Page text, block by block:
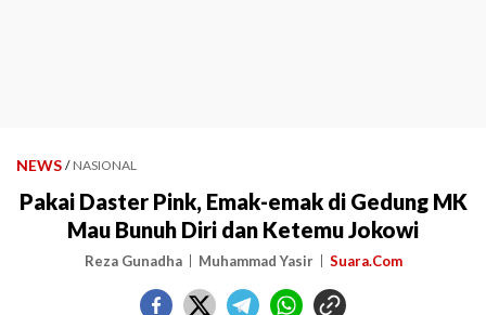
NEWS / NASIONAL
Pakai Daster Pink, Emak-emak di Gedung MK
Mau Bunuh Diri dan Ketemu Jokowi
Reza Gunadha Muhammad Yasir Suara.Com